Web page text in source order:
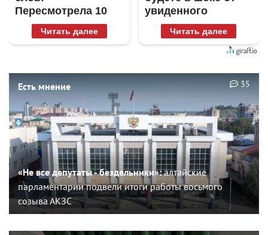
Пересмотрела 10
раз
Читать далее
увиденного
Читать далее
Есть мнение
«Не все депутаты - бездельники»:алтайские
парламентарии подвели итоги работы восьмого
созыва АКЗС
35